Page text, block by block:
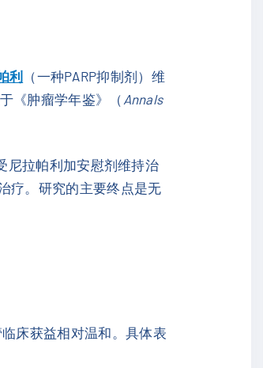
利 （一种PARP抑制剂）维
《肿瘤学年鉴》（ Annals
尼拉帕利加安慰剂维持治
疗。研究的主要终点是无
床获益相对温和。具体表